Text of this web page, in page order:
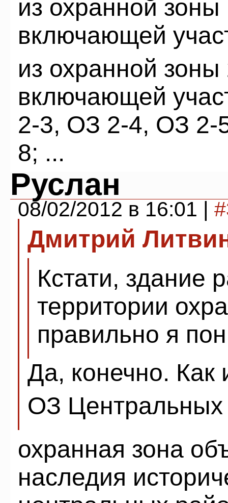
из охранной
включающей
из охранной
включающей
2-3, ОЗ 2-4, ОЗ
8; ...
Руслан
08/02/2012 в 16:01 |
Дмитрий
Кстати, здание
территории
правильно я
Да, конечно.
ОЗ
охранная зона
наследия